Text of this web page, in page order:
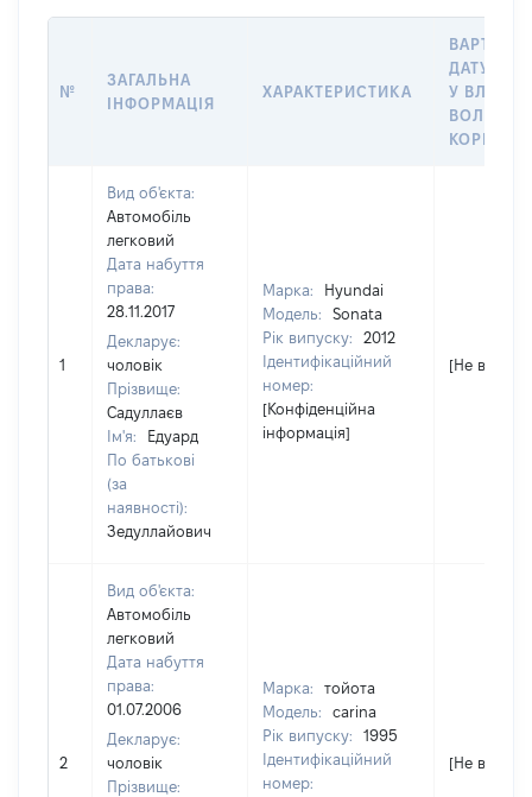
№
ЗАГАЛЬНА
ІНФОРМАЦІЯ
ХАРАКТЕРИСТИКА
ДАТУ
У
1
Вид об'єкта:
Автомобіль
легковий
Дата набуття
права:
28.11.2017
Декларує:
чоловік
Прізвище:
Садуллаєв
Ім'я:
Едуард
По батькові
(за
наявності):
Зедуллайович
Марка:
Hyundai
Модель:
Sonata
Рік випуску:
2012
Ідентифікаційний
номер:
[Конфіденційна
інформація]
[Не відомо]
2
Вид об'єкта:
Автомобіль
легковий
Дата набуття
права:
01.07.2006
Декларує:
чоловік
Прізвище:
Марка:
тойота
Модель:
carina
Рік випуску:
1995
Ідентифікаційний
номер:
[Не відомо]